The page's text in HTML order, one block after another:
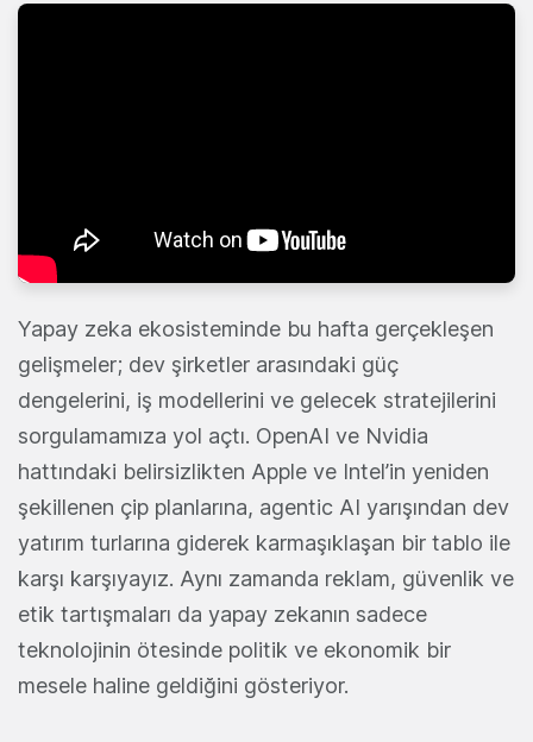
Yapay zeka ekosisteminde bu hafta gerçekleşen
gelişmeler; dev şirketler arasındaki güç
dengelerini, iş modellerini ve gelecek stratejilerini
sorgulamamıza yol açtı. OpenAI ve Nvidia
hattındaki belirsizlikten Apple ve Intel’in yeniden
şekillenen çip planlarına, agentic AI yarışından dev
yatırım turlarına giderek karmaşıklaşan bir tablo ile
karşı karşıyayız. Aynı zamanda reklam, güvenlik ve
etik tartışmaları da yapay zekanın sadece
teknolojinin ötesinde politik ve ekonomik bir
mesele haline geldiğini gösteriyor.